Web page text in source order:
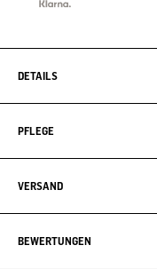
DETAILS
PFLEGE
VERSAND
BEWERTUNGEN